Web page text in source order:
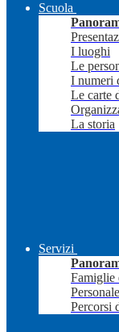
Scuola
I luoghi
Le
I numeri
Le carte
La storia
Servizi
Famiglie
Percorsi